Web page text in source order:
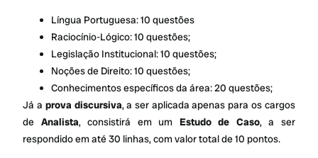
Língua Portuguesa: 10 questões
Raciocínio-Lógico: 10 questões;
Legislação Institucional: 10 questões;
Noções de Direito: 10 questões;
Conhecimentos específicos da área: 20 questões;
Já a prova discursiva, a ser aplicada apenas para os cargos
de Analista, consistirá em um Estudo de Caso, a ser
respondido em até 30 linhas, com valor total de 10 pontos.